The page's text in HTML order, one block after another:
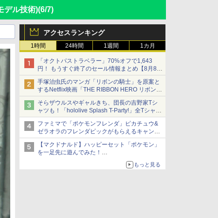
デル技術)(6/7)
アクセスランキング
1時間 24時間 1週間 1カ月
「オクトパストラベラー」70%オフで1,643
円！ もうすぐ終了のセール情報まとめ【8月8日
更新】
ニンテンドーeショップでは「大神 絶景版」が
67%オフで990円
手塚治虫氏のマンガ「リボンの騎士」を原案と
するNetflix映画「THE RIBBON HERO リボンヒ
ーロー」本日配信開始
そらザウルスやギャルきち、団長の吉野家Tシ
ャツも！「hololive Splash T-Party!」全Tシャツ
ラインナップ公開＆オンライン販売開始
ファミマで「ポケモンフレンダ」ピカチュウ&
ゼラオラのフレンダピックがもらえるキャンペ
ーン開催！
【マクドナルド】ハッピーセット「ポケモン」
を一足先に遊んでみた！
30周年を記念して30種類のポケモンがおもちゃ
もっと見る